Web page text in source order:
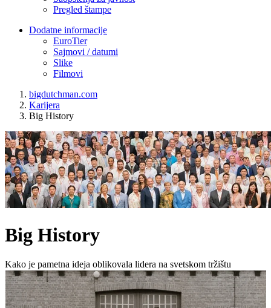
Pregled štampe
Dodatne informacije
EuroTier
Sajmovi / datumi
Slike
Filmovi
bigdutchman.com
Karijera
Big History
Big History
Kako je pametna ideja oblikovala lidera na svetskom tržištu